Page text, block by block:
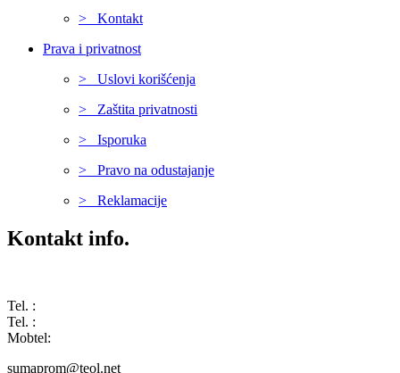
> Kontakt
Prava i privatnost
> Uslovi korišćenja
> Zaštita privatnosti
> Isporuka
> Pravo na odustajanje
> Reklamacije
Kontakt info.
Tel. :
Tel. :
Mobtel:
sumaprom@teol.net